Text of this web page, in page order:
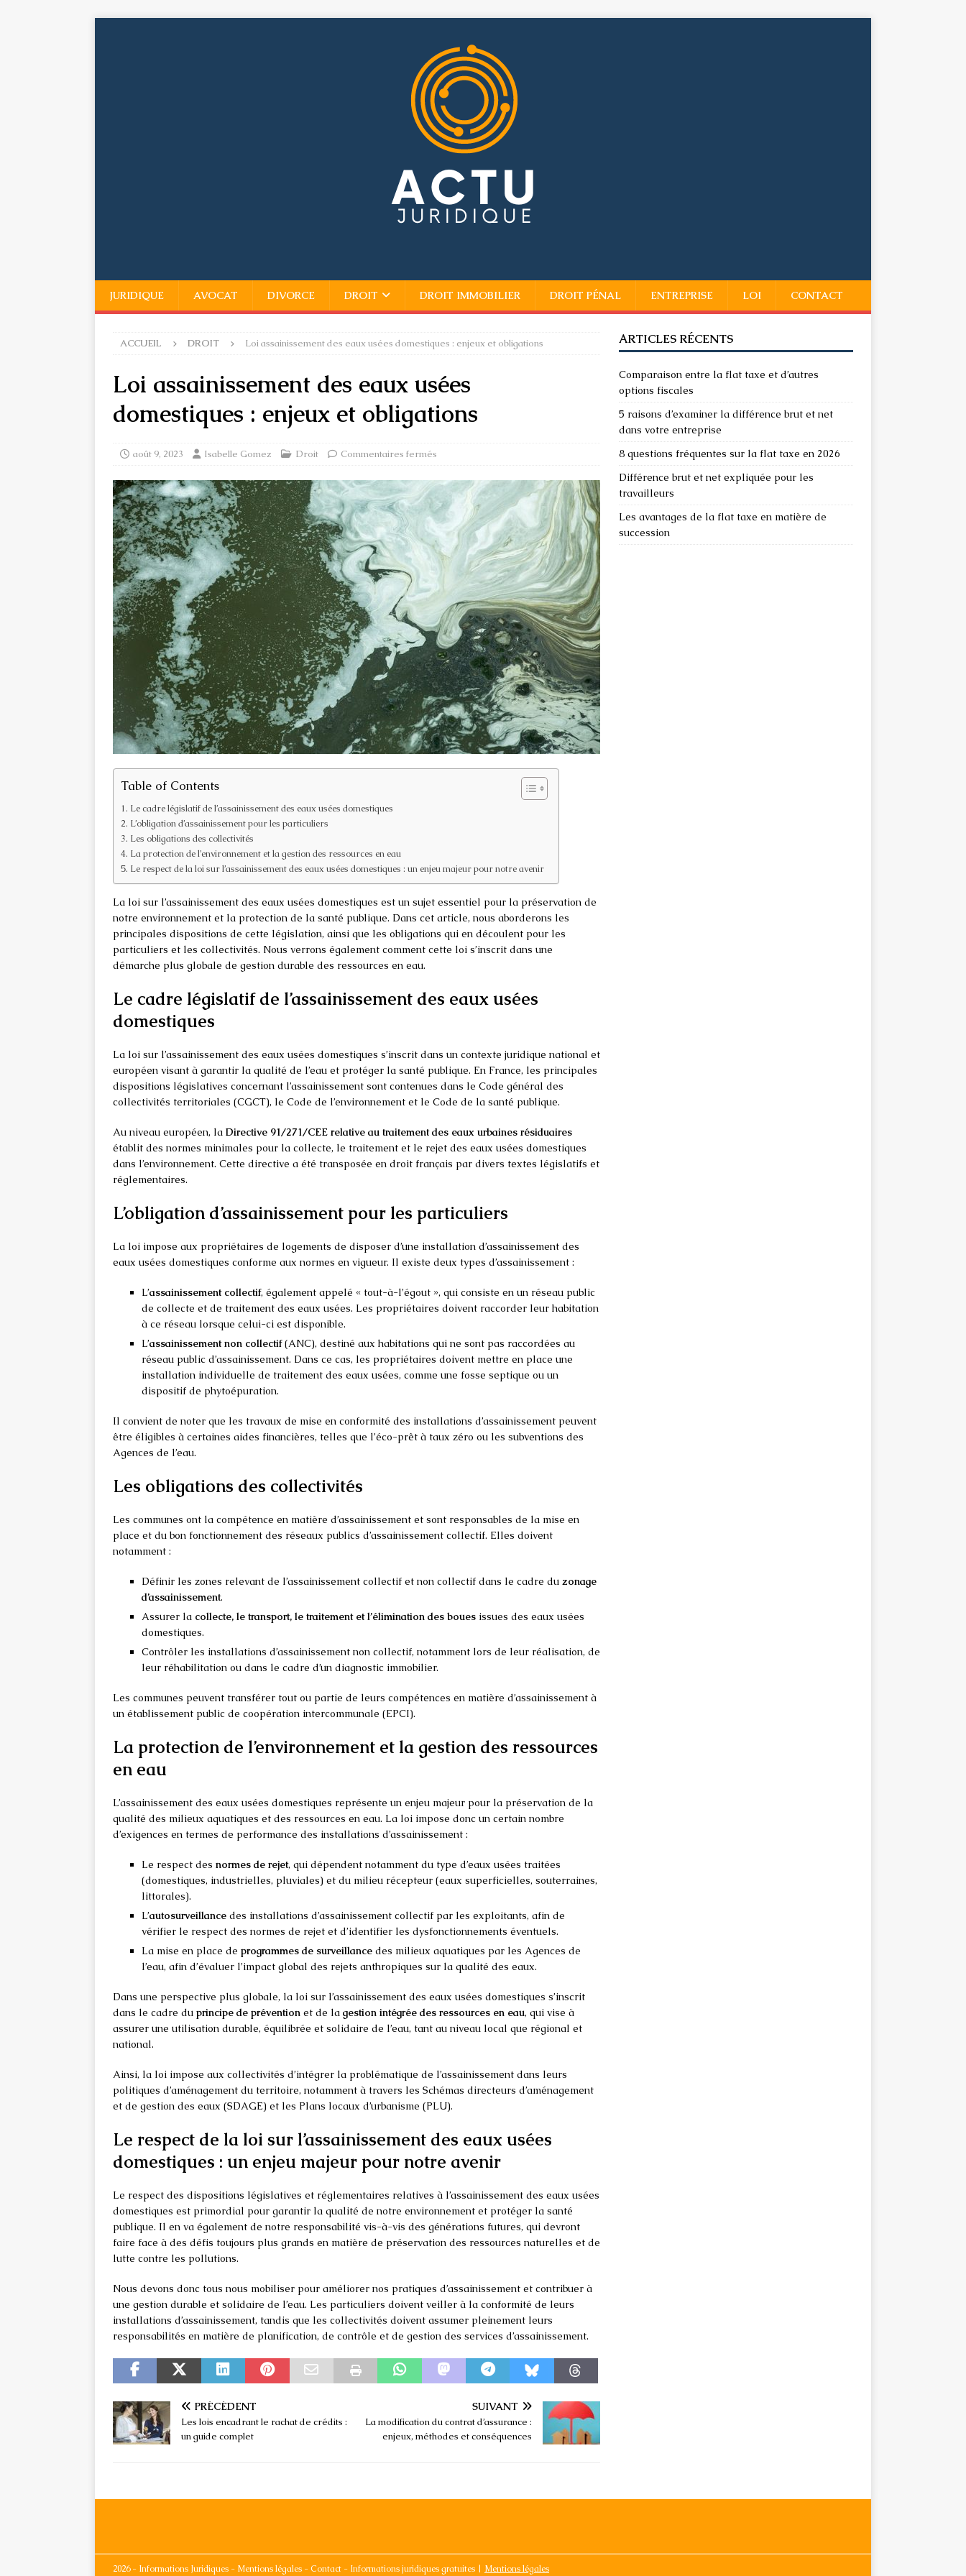
JURIDIQUE AVOCAT DIVORCE DROIT DROIT IMMOBILIER DROIT PÉNAL ENTREPRISE LOI CONTACT
ACCUEIL DROIT Loi assainissement des eaux usées domestiques : enjeux et obligations
Loi assainissement des eaux usées
domestiques : enjeux et obligations
août 9, 2023 Isabelle Gomez Droit Commentaires fermés
Table of Contents
Le cadre législatif de l’assainissement des eaux usées domestiques
L’obligation d’assainissement pour les particuliers
Les obligations des collectivités
La protection de l’environnement et la gestion des ressources en eau
Le respect de la loi sur l’assainissement des eaux usées domestiques : un enjeu majeur pour notre avenir
La loi sur l’assainissement des eaux usées domestiques est un sujet essentiel pour la préservation de
notre environnement et la protection de la santé publique. Dans cet article, nous aborderons les
principales dispositions de cette législation, ainsi que les obligations qui en découlent pour les
particuliers et les collectivités. Nous verrons également comment cette loi s’inscrit dans une
démarche plus globale de gestion durable des ressources en eau.
Le cadre législatif de l’assainissement des eaux usées
domestiques
La loi sur l’assainissement des eaux usées domestiques s’inscrit dans un contexte juridique national et
européen visant à garantir la qualité de l’eau et protéger la santé publique. En France, les principales
dispositions législatives concernant l’assainissement sont contenues dans le Code général des
collectivités territoriales (CGCT), le Code de l’environnement et le Code de la santé publique.
Au niveau européen, la Directive 91/271/CEE relative au traitement des eaux urbaines résiduaires
établit des normes minimales pour la collecte, le traitement et le rejet des eaux usées domestiques
dans l’environnement. Cette directive a été transposée en droit français par divers textes législatifs et
réglementaires.
L’obligation d’assainissement pour les particuliers
La loi impose aux propriétaires de logements de disposer d’une installation d’assainissement des
eaux usées domestiques conforme aux normes en vigueur. Il existe deux types d’assainissement :
L’assainissement collectif, également appelé « tout-à-l’égout », qui consiste en un réseau public
de collecte et de traitement des eaux usées. Les propriétaires doivent raccorder leur habitation
à ce réseau lorsque celui-ci est disponible.
L’assainissement non collectif(ANC), destiné aux habitations qui ne sont pas raccordées au
réseau public d’assainissement. Dans ce cas, les propriétaires doivent mettre en place une
installation individuelle de traitement des eaux usées, comme une fosse septique ou un
dispositif de phytoépuration.
Il convient de noter que les travaux de mise en conformité des installations d’assainissement peuvent
être éligibles à certaines aides financières, telles que l’éco-prêt à taux zéro ou les subventions des
Agences de l’eau.
Les obligations des collectivités
Les communes ont la compétence en matière d’assainissement et sont responsables de la mise en
place et du bon fonctionnement des réseaux publics d’assainissement collectif. Elles doivent
notamment :
Définir les zones relevant de l’assainissement collectif et non collectif dans le cadre du zonage
d’assainissement.
Assurer la collecte, le transport, le traitement et l’élimination des boues issues des eaux usées
domestiques.
Contrôler les installations d’assainissement non collectif, notamment lors de leur réalisation, de
leur réhabilitation ou dans le cadre d’un diagnostic immobilier.
Les communes peuvent transférer tout ou partie de leurs compétences en matière d’assainissement à
un établissement public de coopération intercommunale (EPCI).
La protection de l’environnement et la gestion des ressources
en eau
L’assainissement des eaux usées domestiques représente un enjeu majeur pour la préservation de la
qualité des milieux aquatiques et des ressources en eau. La loi impose donc un certain nombre
d’exigences en termes de performance des installations d’assainissement :
Le respect des normes de rejet, qui dépendent notamment du type d’eaux usées traitées
(domestiques, industrielles, pluviales) et du milieu récepteur (eaux superficielles, souterraines,
littorales).
L’autosurveillance des installations d’assainissement collectif par les exploitants, afin de
vérifier le respect des normes de rejet et d’identifier les dysfonctionnements éventuels.
La mise en place de programmes de surveillance des milieux aquatiques par les Agences de
l’eau, afin d’évaluer l’impact global des rejets anthropiques sur la qualité des eaux.
Dans une perspective plus globale, la loi sur l’assainissement des eaux usées domestiques s’inscrit
dans le cadre du principe de prévention et de la gestion intégrée des ressources en eau, qui vise à
assurer une utilisation durable, équilibrée et solidaire de l’eau, tant au niveau local que régional et
national.
Ainsi, la loi impose aux collectivités d’intégrer la problématique de l’assainissement dans leurs
politiques d’aménagement du territoire, notamment à travers les Schémas directeurs d’aménagement
et de gestion des eaux (SDAGE) et les Plans locaux d’urbanisme (PLU).
Le respect de la loi sur l’assainissement des eaux usées
domestiques : un enjeu majeur pour notre avenir
Le respect des dispositions législatives et réglementaires relatives à l’assainissement des eaux usées
domestiques est primordial pour garantir la qualité de notre environnement et protéger la santé
publique. Il en va également de notre responsabilité vis-à-vis des générations futures, qui devront
faire face à des défis toujours plus grands en matière de préservation des ressources naturelles et de
lutte contre les pollutions.
Nous devons donc tous nous mobiliser pour améliorer nos pratiques d’assainissement et contribuer à
une gestion durable et solidaire de l’eau. Les particuliers doivent veiller à la conformité de leurs
installations d’assainissement, tandis que les collectivités doivent assumer pleinement leurs
responsabilités en matière de planification, de contrôle et de gestion des services d’assainissement.
PRÉCÉDENT
Les lois encadrant le rachat de crédits :
un guide complet
SUIVANT
La modification du contrat d’assurance :
enjeux, méthodes et conséquences
ARTICLES RÉCENTS
Comparaison entre la flat taxe et d’autres
options fiscales
5 raisons d’examiner la différence brut et net
dans votre entreprise
8 questions fréquentes sur la flat taxe en 2026
Différence brut et net expliquée pour les
travailleurs
Les avantages de la flat taxe en matière de
succession
2026 - Informations Juridiques - Mentions légales - Contact - Informations juridiques gratuites | Mentions légales